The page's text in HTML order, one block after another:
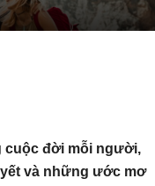
cuộc đời mỗi người,
và những ước mơ